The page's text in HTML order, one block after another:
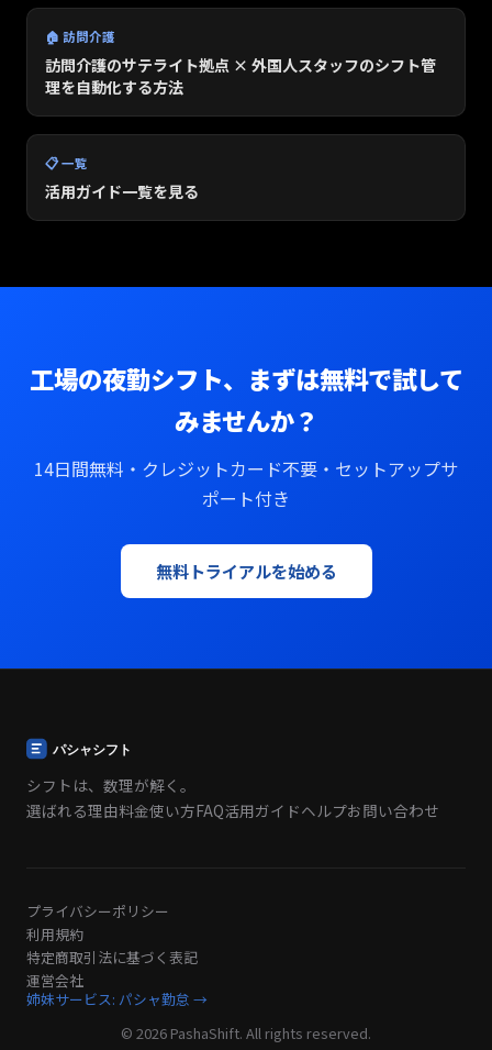
🏠 訪問介護
訪問介護のサテライト拠点 × 外国人スタッフのシフト管
理を自動化する方法
📋 一覧
活用ガイド一覧を見る
工場の夜勤シフト、まずは無料で試して
みませんか？
14日間無料・クレジットカード不要・セットアップサ
ポート付き
無料トライアルを始める
シフトは、数理が解く。
選ばれる理由料金使い方FAQ活用ガイドヘルプお問い合わせ
プライバシーポリシー
利用規約
特定商取引法に基づく表記
運営会社
姉妹サービス: パシャ勤怠 →
© 2026 PashaShift. All rights reserved.